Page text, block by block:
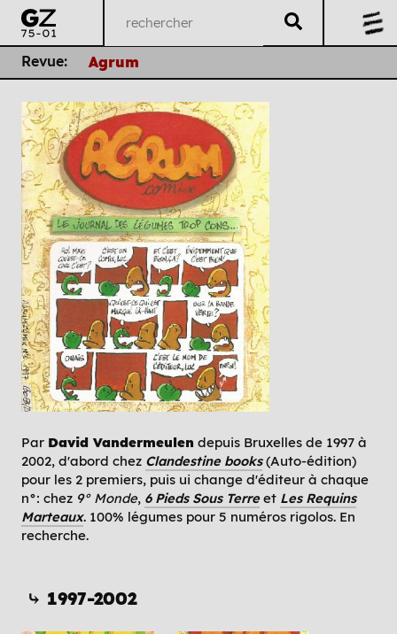
Revue: Agrum
Par David Vandermeulen depuis Bruxelles de 1997 à
2002, d'abord chez Clandestine books(Auto-édition)
pour les 2 premiers, puis ui change d'éditeur à chaque
n°: chez 9° Monde, 6 Pieds Sous Terreet Les Requins
Marteaux. 100% légumes pour 5 numéros rigolos. En
recherche.
⤷ 1997-2002